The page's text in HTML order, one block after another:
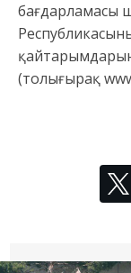
бағдарламасы
(толығырақ